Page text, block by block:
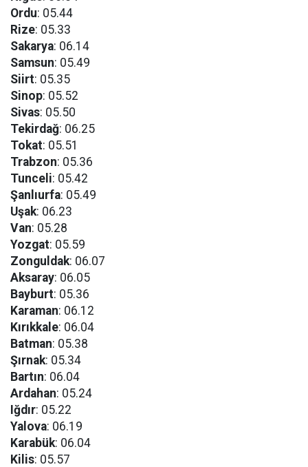
Ordu: 05.44
Rize: 05.33
Sakarya: 06.14
Samsun: 05.49
Siirt: 05.35
Sinop: 05.52
Sivas: 05.50
Tekirdağ: 06.25
Tokat: 05.51
Trabzon: 05.36
Tunceli: 05.42
Şanlıurfa: 05.49
Uşak: 06.23
Van: 05.28
Yozgat: 05.59
Zonguldak: 06.07
Aksaray: 06.05
Bayburt: 05.36
Karaman: 06.12
Kırıkkale: 06.04
Batman: 05.38
Şırnak: 05.34
Bartın: 06.04
Ardahan: 05.24
Iğdır: 05.22
Yalova: 06.19
Karabük: 06.04
Kilis: 05.57